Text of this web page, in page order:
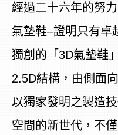
經過二十六年的努
氣墊鞋–證明只有卓
獨創的「3D氣墊鞋
2.5D結構，由側面
以獨家發明之製造
空間的新世代，不